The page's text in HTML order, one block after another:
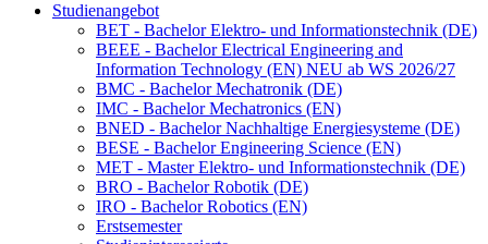
Studienangebot
BET - Bachelor Elektro- und Informationstechnik (DE)
BEEE - Bachelor Electrical Engineering and
Information Technology (EN) NEU ab WS 2026/27
BMC - Bachelor Mechatronik (DE)
IMC - Bachelor Mechatronics (EN)
BNED - Bachelor Nachhaltige Energiesysteme (DE)
BESE - Bachelor Engineering Science (EN)
MET - Master Elektro- und Informationstechnik (DE)
BRO - Bachelor Robotik (DE)
IRO - Bachelor Robotics (EN)
Erstsemester